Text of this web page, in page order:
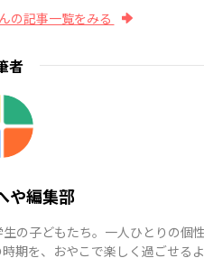
の記事一覧をみる
者
や編集部
の子どもたち。一人ひとりの個
期を、おやこで楽しく過ごせるよ